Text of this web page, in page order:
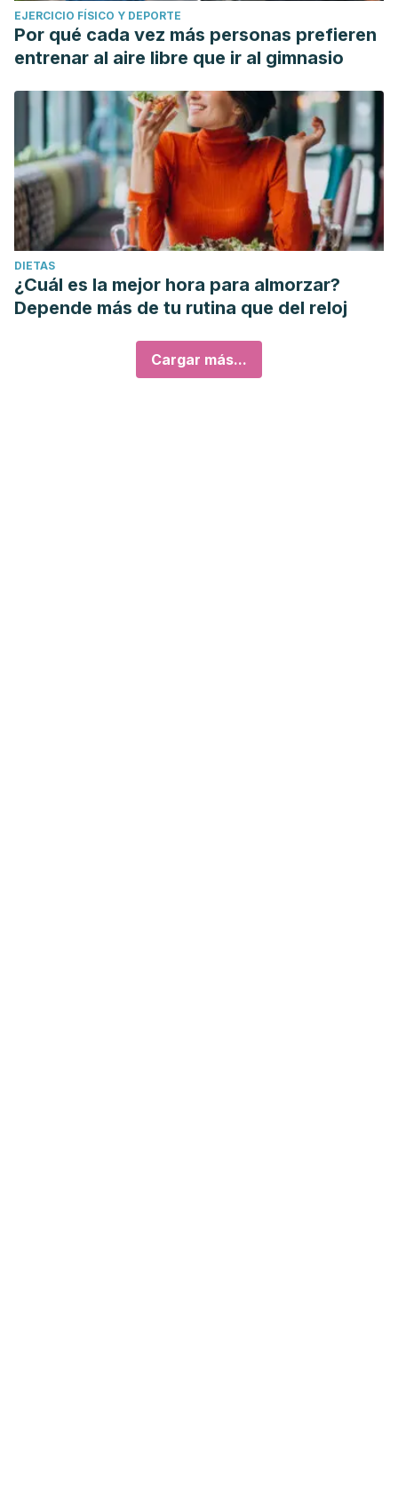
EJERCICIO FÍSICO Y DEPORTE
Por qué cada vez más personas prefieren
entrenar al aire libre que ir al gimnasio
DIETAS
¿Cuál es la mejor hora para almorzar?
Depende más de tu rutina que del reloj
Cargar más...